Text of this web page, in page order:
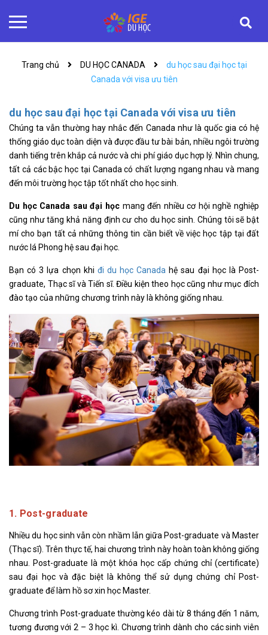
Trang chủ DU HỌC CANADA
du học sau đại học tại
Canada với visa ưu tiên
du học sau đại học tại Canada với visa ưu tiên
Chúng ta vẫn thường hay nhắc đến Canada như là quốc gia có hệ
thống giáo dục toàn diện và được đầu tư bài bản, nhiều ngôi trường
danh tiếng trên khắp cả nước và chi phí giáo dục hợp lý. Nhìn chung,
tất cả các bậc học tại Canada có chất lượng ngang nhau và mang
đến môi trường học tập tốt nhất cho học sinh.
Du học Canada sau đại họcmang đến nhiều cơ hội nghề nghiệp
cũng như tăng khả năng định cư cho du học sinh. Chúng tôi sẽ bật
mí cho bạn tất cả những thông tin cần biết về việc học tập tại đất
nước lá Phong hệ sau đại học.
Bạn có 3 lựa chọn khi đi du học Canada hệ sau đại học là Post-
graduate, Thạc sĩ và Tiến sĩ. Điều kiện theo học cũng như mục đích
đào tạo của những chương trình này là không giống nhau.
1. Post-graduate
Nhiều du học sinh vẫn còn nhầm lẫn giữa Post-graduate và Master
(Thạc sĩ). Trên thực tế, hai chương trình này hoàn toàn không giống
nhau. Post-graduate là một khóa học cấp chứng chỉ (certificate)
sau đại học và đặc biệt là không thể sử dụng chứng chỉ Post-
graduate để làm hồ sơ xin học Master.
Chương trình Post-graduate thường kéo dài từ 8 tháng đến 1 năm,
tương đương với 2 – 3 học kì. Chương trình dành cho các sinh viên